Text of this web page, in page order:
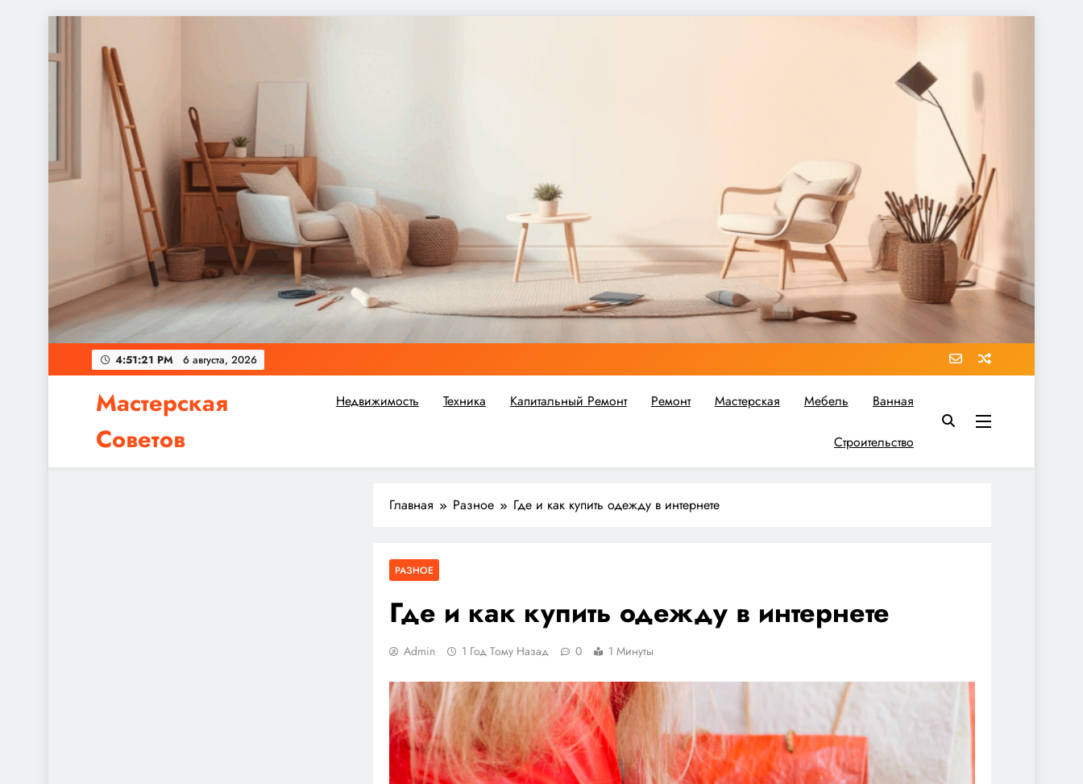
содержимому
4:51:22 PM 6 августа, 2026
Мастерская
Советов
Независимо от того, планируете ли вы небольшой ремонт или крупное строительство, в Мастерской Советов вы найдете все необходимое для реализации своих идей!
Недвижимость Техника Капитальный Ремонт Ремонт Мастерская Мебель Ванная
Строительство
Главная Разное Где и как купить одежду в интернете
РАЗНОЕ
Где и как купить одежду в интернете
Admin 1 Год Тому Назад 0 1 Минуты